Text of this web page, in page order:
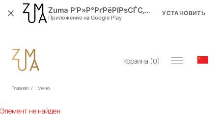
Корзина (0)
Главная / Меню
Элемент не найден
Zuma Р’Р»Р°РґРёРІРѕСЃС‚РѕРє
Приложение на Google Play
УСТАНОВИТЬ